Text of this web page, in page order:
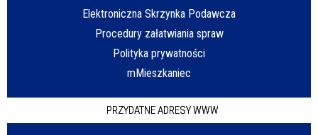
Elektroniczna Skrzynka Podawcza
Procedury załatwiania spraw
Polityka prywatności
mMieszkaniec
PRZYDATNE ADRESY WWW